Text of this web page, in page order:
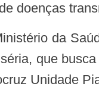
doenças
que
Unidade